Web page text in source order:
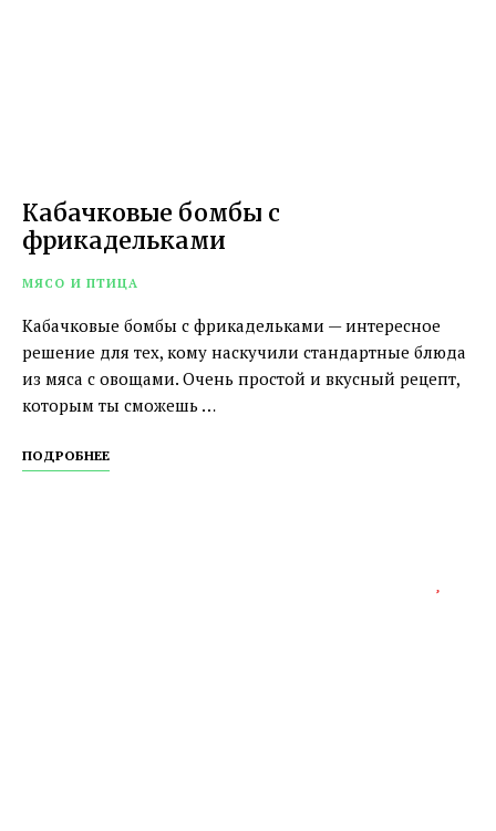
Кабачковые бомбы с
фрикадельками
МЯСО И ПТИЦА
Кабачковые бомбы с фрикадельками — интересное
решение для тех, кому наскучили стандартные блюда
из мяса с овощами. Очень простой и вкусный рецепт,
которым ты сможешь …
ПОДРОБНЕЕ